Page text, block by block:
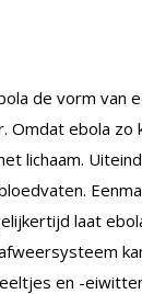
de vorm van
Omdat ebola
lichaam.
laat
en -